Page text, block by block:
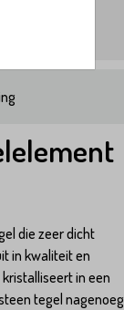
die zeer dicht
in kwaliteit en
in een
tegel nagenoeg